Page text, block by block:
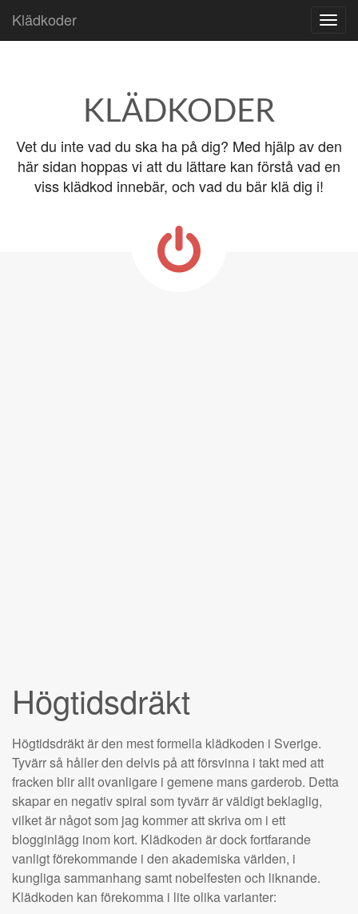
Klädkoder
KLÄDKODER
Vet du inte vad du ska ha på dig? Med hjälp av den
här sidan hoppas vi att du lättare kan förstå vad en
viss klädkod innebär, och vad du bär klä dig i!
Högtidsdräkt
Högtidsdräkt är den mest formella klädkoden i Sverige.
Tyvärr så håller den delvis på att försvinna i takt med att
fracken blir allt ovanligare i gemene mans garderob. Detta
skapar en negativ spiral som tyvärr är väldigt beklaglig,
vilket är något som jag kommer att skriva om i ett
blogginlägg inom kort. Klädkoden är dock fortfarande
vanligt förekommande i den akademiska världen, i
kungliga sammanhang samt nobelfesten och liknande.
Klädkoden kan förekomma i lite olika varianter: